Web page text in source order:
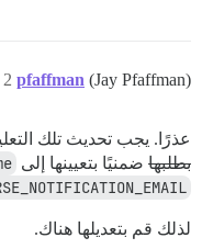
pfaffman (Jay Pfaffman)
2
عذرًا. يجب تحديث تلك
بطلبها ضمنيًا بتعيينها إلى
لذلك قم بتعديلها هناك.